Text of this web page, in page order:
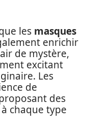
les masques
enrichir
de mystère,
excitant
Les
de
des
chaque type